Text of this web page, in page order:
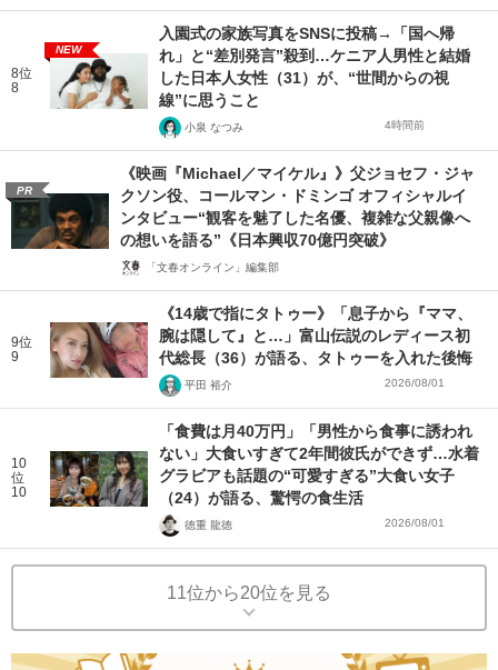
8位
8
NEW
入園式の家族写真をSNSに投稿→「国へ帰
れ」と“差別発言”殺到…ケニア人男性と結婚
した日本人女性（31）が、“世間からの視
線”に思うこと
小泉 なつみ 4時間前
PR
《映画『Michael／マイケル』》父ジョセフ・ジャ
クソン役、コールマン・ドミンゴ オフィシャルイ
ンタビュー“観客を魅了した名優、複雑な父親像へ
の想いを語る”《日本興収70億円突破》
「文春オンライン」編集部
9位
9
《14歳で指にタトゥー》「息子から『ママ、
腕は隠して』と…」富山伝説のレディース初
代総長（36）が語る、タトゥーを入れた後悔
平田 裕介 2026/08/01
10
位
10
「食費は月40万円」「男性から食事に誘われ
ない」大食いすぎて2年間彼氏ができず…水着
グラビアも話題の“可愛すぎる”大食い女子
（24）が語る、驚愕の食生活
徳重 龍徳 2026/08/01
11位から20位を見る